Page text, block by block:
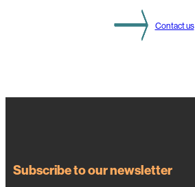
Contact us
Subscribe to our newsletter